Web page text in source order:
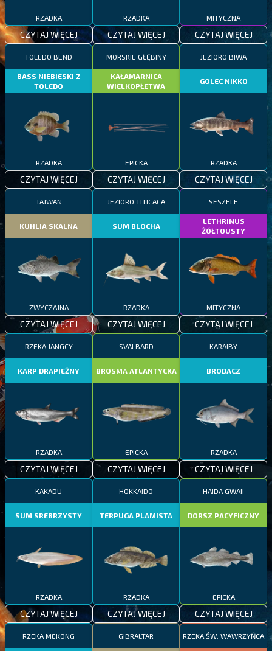
RZADKA
CZYTAJ WIĘCEJ
RZADKA
CZYTAJ WIĘCEJ
MITYCZNA
CZYTAJ WIĘCEJ
TOLEDO BEND
BASS NIEBIESKI Z
TOLEDO
RZADKA
CZYTAJ WIĘCEJ
MORSKIE GŁĘBINY
KAŁAMARNICA
WIELKOPŁETWA
EPICKA
CZYTAJ WIĘCEJ
JEZIORO BIWA
GOLEC NIKKO
RZADKA
CZYTAJ WIĘCEJ
TAJWAN
KUHLIA SKALNA
ZWYCZAJNA
CZYTAJ WIĘCEJ
JEZIORO TITICACA
SUM BLOCHA
RZADKA
CZYTAJ WIĘCEJ
SESZELE
LETHRINUS
ŻÓŁTOUSTY
MITYCZNA
CZYTAJ WIĘCEJ
RZEKA JANGCY
KARP DRAPIEŻNY
RZADKA
CZYTAJ WIĘCEJ
SVALBARD
BROSMA ATLANTYCKA
EPICKA
CZYTAJ WIĘCEJ
KARAIBY
BRODACZ
RZADKA
CZYTAJ WIĘCEJ
KAKADU
SUM SREBRZYSTY
RZADKA
CZYTAJ WIĘCEJ
HOKKAIDO
TERPUGA PLAMISTA
RZADKA
CZYTAJ WIĘCEJ
HAIDA GWAII
DORSZ PACYFICZNY
EPICKA
CZYTAJ WIĘCEJ
RZEKA MEKONG GIBRALTAR RZEKA ŚW. WAWRZYŃCA